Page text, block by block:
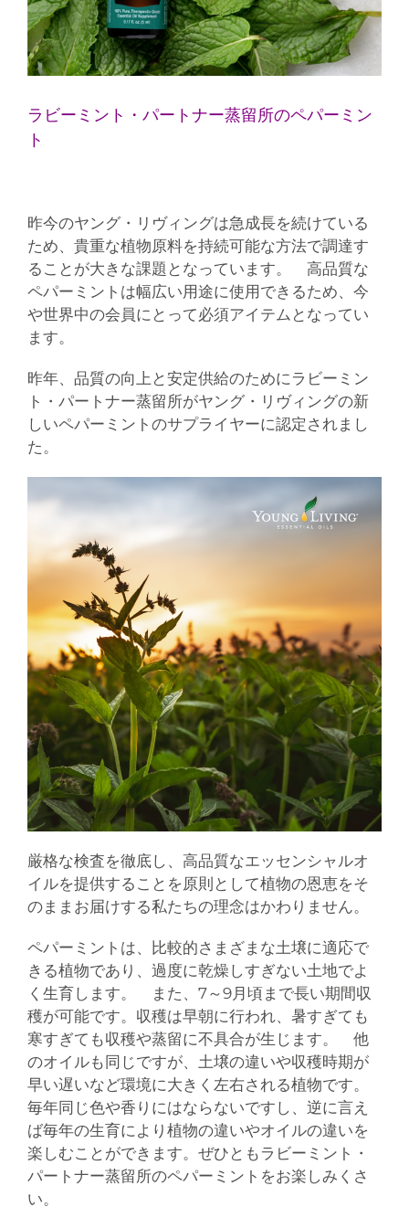
ラビーミント・パートナー蒸留所のペパーミン
ト
昨今のヤング・リヴィングは急成長を続けている
ため、貴重な植物原料を持続可能な方法で調達す
ることが大きな課題となっています。 高品質な
ペパーミントは幅広い用途に使用できるため、今
や世界中の会員にとって必須アイテムとなってい
ます。
昨年、品質の向上と安定供給のためにラビーミン
ト・パートナー蒸留所がヤング・リヴィングの新
しいペパーミントのサプライヤーに認定されまし
た。
厳格な検査を徹底し、高品質なエッセンシャルオ
イルを提供することを原則として植物の恩恵をそ
のままお届けする私たちの理念はかわりません。
ペパーミントは、比較的さまざまな土壌に適応で
きる植物であり、過度に乾燥しすぎない土地でよ
く生育します。 また、7～9月頃まで長い期間収
穫が可能です。収穫は早朝に行われ、暑すぎても
寒すぎても収穫や蒸留に不具合が生じます。 他
のオイルも同じですが、土壌の違いや収穫時期が
早い遅いなど環境に大きく左右される植物です。
毎年同じ色や香りにはならないですし、逆に言え
ば毎年の生育により植物の違いやオイルの違いを
楽しむことができます。ぜひともラビーミント・
パートナー蒸留所のペパーミントをお楽しみくさ
い。